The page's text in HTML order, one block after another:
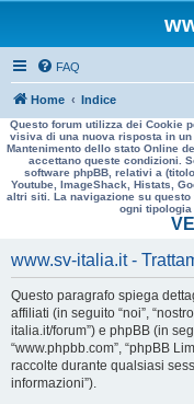
FAQ
Home Indice
Questo forum utilizza dei Cookie
visiva di una nuova risposta in
Mantenimento dello stato Online
accettano queste condizioni.
software phpBB, relativi a
Youtube, ImageShack, Histats,
altri siti. La navigazione su
ogni
www.sv-italia.it -
Questo paragrafo spiega
affiliati (in seguito “noi”,
italia.it/forum”) e phpBB (in
“www.phpbb.com”, “phpBB
raccolte durante qualsiasi
informazioni”).